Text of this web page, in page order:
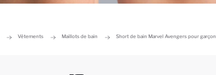
Vêtements Maillots de bain Short de bain Marvel Avengers pour garçon